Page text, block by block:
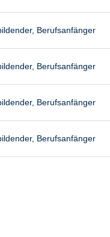
Berufsanfänger
Berufsanfänger
Berufsanfänger
Berufsanfänger